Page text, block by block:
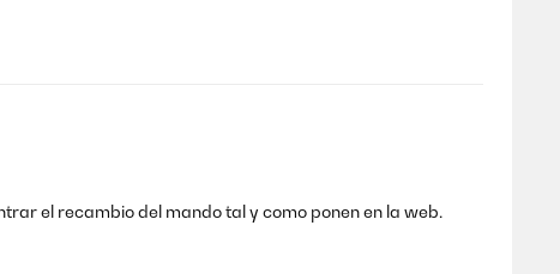
el recambio del mando tal y como ponen en la web.